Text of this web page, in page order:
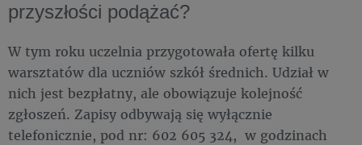
przyszłości podążać?
W tym roku uczelnia przygotowała ofertę kilku
warsztatów dla uczniów szkół średnich. Udział w
nich jest bezpłatny, ale obowiązuje kolejność
zgłoszeń. Zapisy odbywają się wyłącznie
telefonicznie, pod nr: 602 605 324, w godzinach